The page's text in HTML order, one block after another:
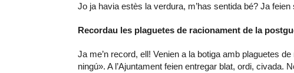
Jo ja havia estès la verdura, m’has sentida bé? Ja
Recordau les plaguetes de racionament de la
Ja me’n record, ell! Venien a la botiga amb plaguetes
ningú». A l’Ajuntament feien entregar blat, ordi, civada.